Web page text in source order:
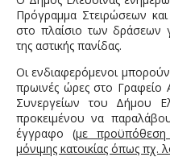
Πρόγραμμα Στειρώσεων
στο πλαίσιο των δράσεων
της αστικής πανίδας.
Οι ενδιαφερόμενοι
πρωινές ώρες στο Γραφείο
Συνεργείων του Δήμου
προκειμένου να
έγγραφο (με προϋπόθεση
μόνιμης κατοικίας όπως πχ.